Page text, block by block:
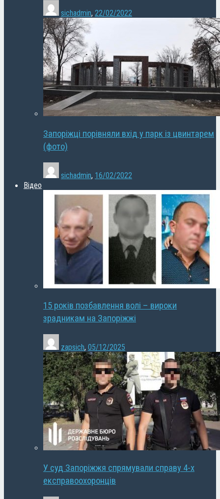
sichadmin, 22/02/2022
Запоріжці порівняли вхід у парк із цвинтарем
(фото)
sichadmin, 16/02/2022
Відео
15 років позбавлення волі – вироки
зрадникам на Запоріжжі
zapsich, 05/12/2025
У суд Запоріжжя спрямували справу 4-х
експравоохоронців